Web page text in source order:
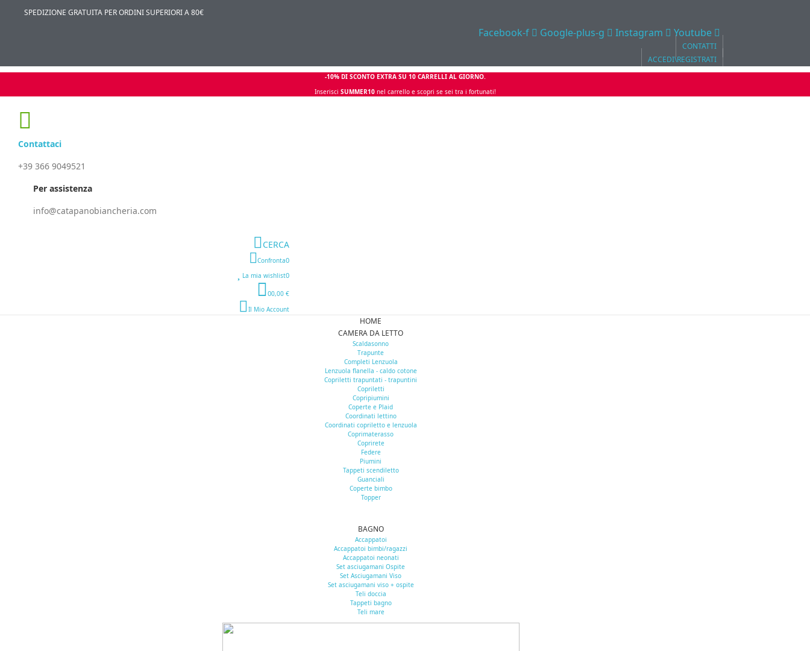
SPEDIZIONE GRATUITA PER ORDINI SUPERIORI A 80€
Facebook-f Google-plus-g Instagram Youtube
CONTATTI
ACCEDI\REGISTRATI
-10% DI SCONTO EXTRA SU 10 CARRELLI AL GIORNO.
Inserisci SUMMER10 nel carrello e scopri se sei tra i fortunati!
Contattaci
+39 366 9049521
Per assistenza
info@catapanobiancheria.com
CERCA
Confronta0
La mia wishlist0
00,00 €
Il Mio Account
HOME
CAMERA DA LETTO
Scaldasonno
Trapunte
Completi Lenzuola
Lenzuola flanella - caldo cotone
Copriletti trapuntati - trapuntini
Copriletti
Copripiumini
Coperte e Plaid
Coordinati lettino
Coordinati copriletto e lenzuola
Coprimaterasso
Coprirete
Federe
Piumini
Tappeti scendiletto
Guanciali
Coperte bimbo
Topper
BAGNO
Accappatoi
Accappatoi bimbi/ragazzi
Accappatoi neonati
Set asciugamani Ospite
Set Asciugamani Viso
Set asciugamani viso + ospite
Teli doccia
Tappeti bagno
Teli mare